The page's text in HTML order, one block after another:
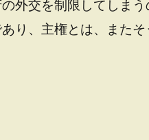
外交を制限してしま
り、主権とは、またそ